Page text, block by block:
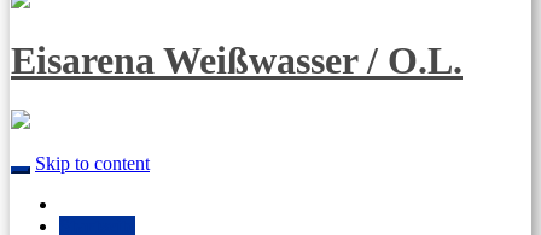
Eisarena Weißwasser / O.L.
Skip to content